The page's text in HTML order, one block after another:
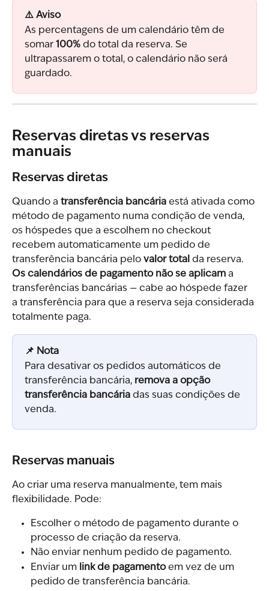
⚠️ Aviso
As percentagens de um calendário têm de
somar 100% do total da reserva. Se
ultrapassarem o total, o calendário não será
guardado.
Reservas diretas vs reservas
manuais
Reservas diretas
Quando a transferência bancária está ativada como
método de pagamento numa condição de venda,
os hóspedes que a escolhem no checkout
recebem automaticamente um pedido de
transferência bancária pelo valor total da reserva.
Os calendários de pagamento não se aplicam a
transferências bancárias — cabe ao hóspede fazer
a transferência para que a reserva seja considerada
totalmente paga.
📌 Nota
Para desativar os pedidos automáticos de
transferência bancária, remova a opção
transferência bancária das suas condições de
venda.
Reservas manuais
Ao criar uma reserva manualmente, tem mais
flexibilidade. Pode:
Escolher o método de pagamento durante o
processo de criação da reserva.
Não enviar nenhum pedido de pagamento.
Enviar um link de pagamento em vez de um
pedido de transferência bancária.